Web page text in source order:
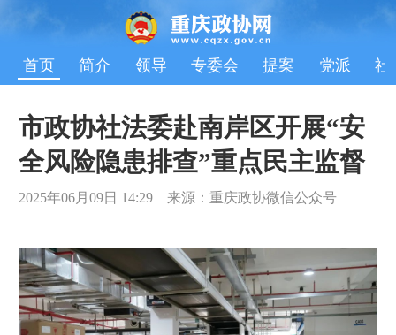
首页 简介 领导 专委会 提案 党派 社
市政协社法委赴南岸区开展“安
全风险隐患排查”重点民主监督
2025年06月09日 14:29 来源：重庆政协微信公众号